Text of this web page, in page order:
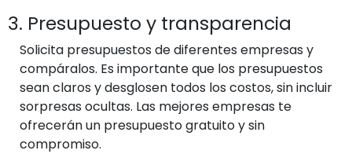
3. Presupuesto y transparencia
Solicita presupuestos de diferentes empresas y
compáralos. Es importante que los presupuestos
sean claros y desglosen todos los costos, sin incluir
sorpresas ocultas. Las mejores empresas te
ofrecerán un presupuesto gratuito y sin
compromiso.